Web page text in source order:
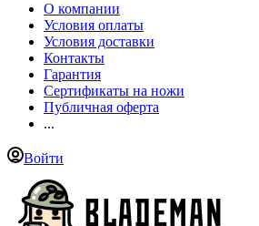
О компании
Условия оплаты
Условия доставки
Контакты
Гарантия
Сертификаты на ножи
Публичная оферта
...
Войти